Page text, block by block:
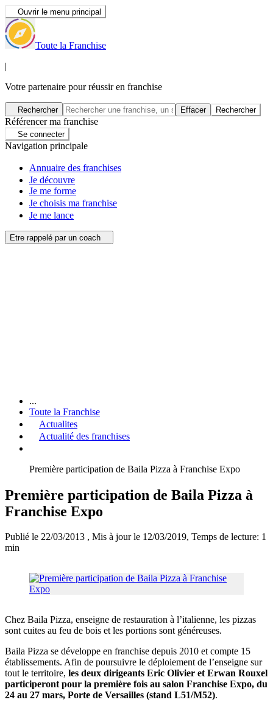
Ouvrir le menu principal
Toute la Franchise
|
Votre partenaire pour réussir en franchise
Rechercher Effacer Rechercher
Référencer ma franchise
Se connecter
Navigation principale
Annuaire des franchises
Je découvre
Je me forme
Je choisis ma franchise
Je me lance
Etre rappelé par un coach
...
Toute la Franchise
Actualites
Actualité des franchises
Première participation de Baila Pizza à Franchise Expo
Première participation de Baila Pizza à
Franchise Expo
Publié le 22/03/2013 , Mis à jour le 12/03/2019, Temps de lecture: 1
min
Chez Baila Pizza, enseigne de restauration à l’italienne, les pizzas
sont cuites au feu de bois et les portions sont généreuses.
Baila Pizza se développe en franchise depuis 2010 et compte 15
établissements. Afin de poursuivre le déploiement de l’enseigne sur
tout le territoire, les deux dirigeants Eric Olivier et Erwan Rouxel
participeront pour la première fois au salon Franchise Expo, du
24 au 27 mars, Porte de Versailles (stand L51/M52).